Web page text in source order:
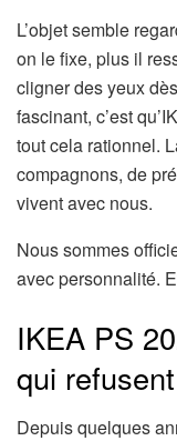
L’objet semble
on le fixe, plus il
cligner des yeux
fascinant, c’est
tout cela rationnel.
compagnons, de
vivent avec nous.
Nous sommes
avec personnalité.
IKEA PS
qui
Depuis quelques